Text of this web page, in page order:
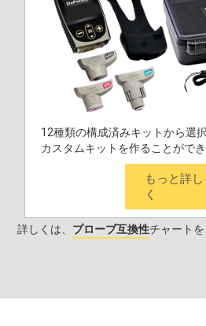
12種類の構成済みキットから選
カスタムキットを作ることができ
もっと詳し
く
詳しくは、 プローブ互換性チャートを